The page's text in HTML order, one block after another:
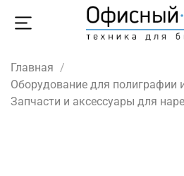
Главная
Оборудование для полиграфии
Запчасти и аксессуары для